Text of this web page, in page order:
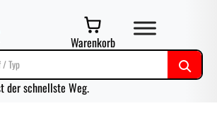
Warenkorb
der schnellste Weg.